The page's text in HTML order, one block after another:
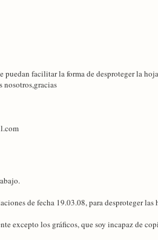
puedan facilitar la forma de desproteger la
nosotros,gracias
de fecha 19.03.08, para desproteger
excepto los gráficos, que soy incapaz de